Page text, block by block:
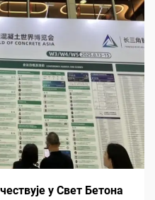
у Свет Бетона